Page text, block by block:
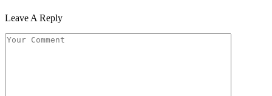
Leave A Reply